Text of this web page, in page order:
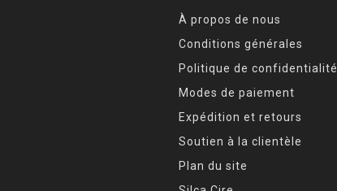
À propos de nous
Conditions générales
Politique de confidentialité
Modes de paiement
Expédition et retours
Soutien à la clientèle
Plan du site